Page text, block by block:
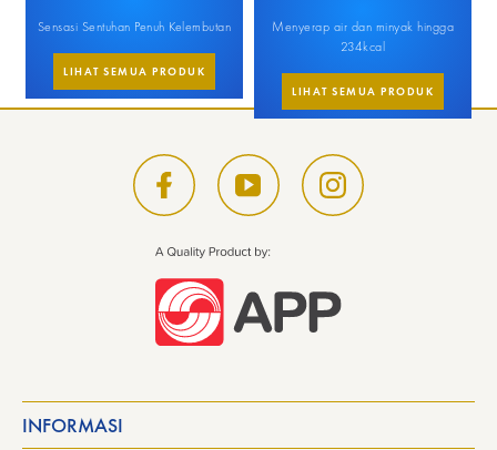
Sensasi Sentuhan Penuh Kelembutan
LIHAT SEMUA PRODUK
Menyerap air dan minyak hingga
234kcal
LIHAT SEMUA PRODUK
INFORMASI